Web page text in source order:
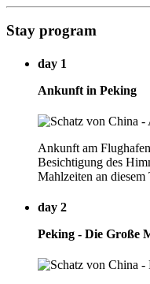
Stay program
day 1
Ankunft in Peking
Ankunft am
Besichtigung des
Mahlzeiten an
day 2
Peking - Die Große